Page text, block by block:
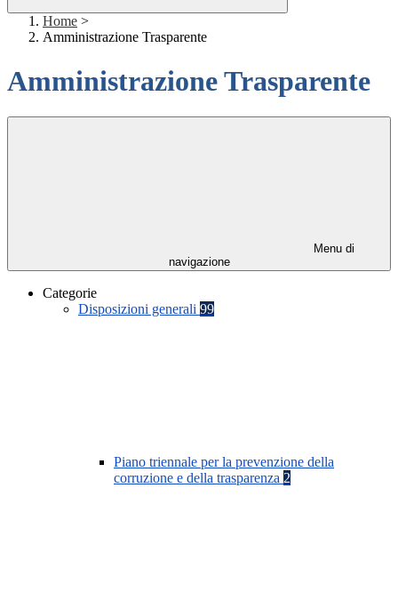
Home >
Amministrazione Trasparente
Amministrazione Trasparente
Menu di
navigazione
Categorie
Disposizioni generali 99
Piano triennale per la prevenzione della
corruzione e della trasparenza 2